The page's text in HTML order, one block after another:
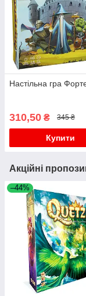
Настільна гра
310,50 ₴ 345 ₴
Купити
Акційні
–44%